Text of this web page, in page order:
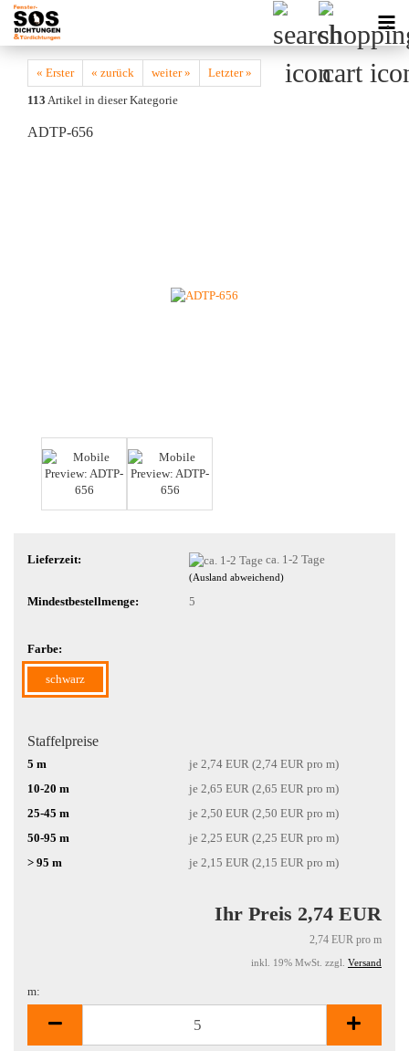
« Erster « zurück weiter »
Letzter »
113 Artikel in dieser Kategorie
ADTP-656
Lieferzeit: ca. 1-2 Tage
(Ausland abweichend)
Mindestbestellmenge: 5
Farbe:
schwarz
Staffelpreise
5 m
je 2,74 EUR (2,74 EUR pro m)
10-20 m
je 2,65 EUR (2,65 EUR pro m)
25-45 m
je 2,50 EUR (2,50 EUR pro m)
50-95 m
je 2,25 EUR (2,25 EUR pro m)
> 95 m
je 2,15 EUR (2,15 EUR pro m)
Ihr Preis 2,74 EUR
2,74 EUR pro m
inkl. 19% MwSt. zzgl. Versand
m: